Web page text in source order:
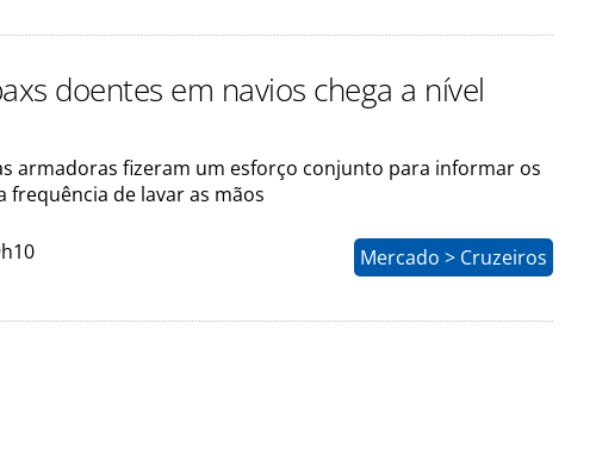
doentes em navios chega a nível
armadoras fizeram um esforço conjunto para informar os
frequência de lavar as mãos
Mercado > Cruzeiros